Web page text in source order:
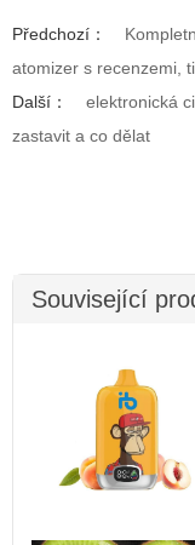
Předchozí：
atomizer s recenzemi,
Další：
elektronická
zastavit a co dělat
Související